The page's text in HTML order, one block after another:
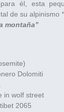
él, esta
de su alpinismo
montaña”
Dolomiti
in wolf street
2065